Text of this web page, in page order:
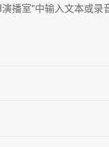
播室"中输入文本或录